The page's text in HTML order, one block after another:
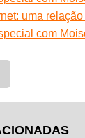
uma
com